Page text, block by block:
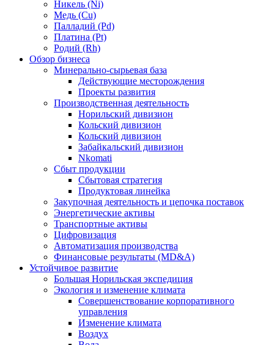
Никель (Ni)
Медь (Cu)
Палладий (Pd)
Платина (Pt)
Родий (Rh)
Обзор бизнеса
Минерально-сырьевая база
Действующие месторождения
Проекты развития
Производственная деятельность
Норильский дивизион
Кольский дивизион
Кольский дивизион
Забайкальский дивизион
Nkomati
Сбыт продукции
Сбытовая стратегия
Продуктовая линейка
Закупочная деятельность и цепочка поставок
Энергетические активы
Транспортные активы
Цифровизация
Автоматизация производства
Финансовые результаты (MD&A)
Устойчивое развитие
Большая Норильская экспедиция
Экология и изменение климата
Совершенствование корпоративного
управления
Изменение климата
Воздух